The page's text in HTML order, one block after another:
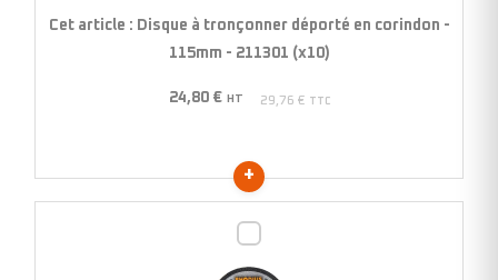
-
Cet article : Disque à tronçonner déporté en corindon -
115mm - 211301 (x10)
24,80 € HT 29,76 € TTC